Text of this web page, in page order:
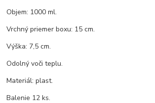
Objem: 1000 ml.
Vrchný priemer boxu: 15 cm.
Výška: 7,5 cm.
Odolný voči teplu.
Materiál: plast.
Balenie 12 ks.